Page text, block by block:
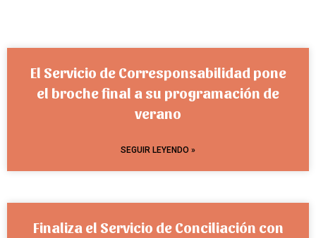
El Servicio de Corresponsabilidad pone
el broche final a su programación de
verano
SEGUIR LEYENDO »
Finaliza el Servicio de Conciliación con